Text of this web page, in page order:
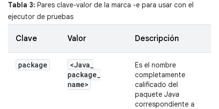
Tabla 3: Pares clave-valor de la marca -e para usar con el
ejecutor de pruebas
Clave Valor Descripción
package <Java_
package_
name>
Es el nombre
completamente
calificado del
paquete Java
correspondiente a